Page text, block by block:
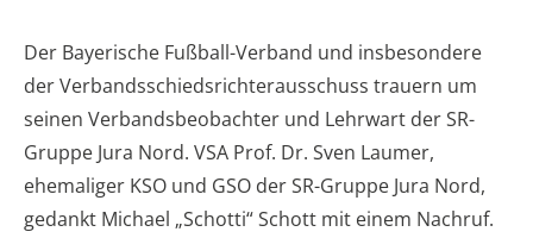
Der Bayerische Fußball-Verband und insbesondere
der Verbandsschiedsrichterausschuss trauern um
seinen Verbandsbeobachter und Lehrwart der SR-
Gruppe Jura Nord. VSA Prof. Dr. Sven Laumer,
ehemaliger KSO und GSO der SR-Gruppe Jura Nord,
gedankt Michael „Schotti“ Schott mit einem Nachruf.